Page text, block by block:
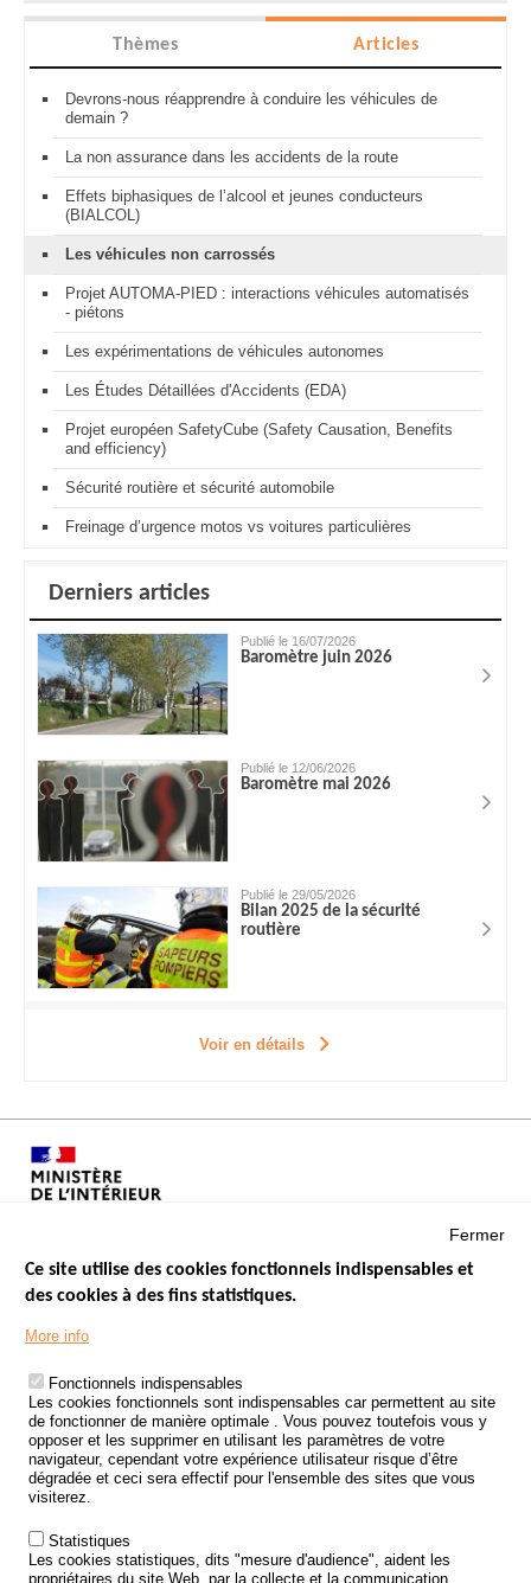
Thèmes Articles
Devrons-nous réapprendre à conduire les véhicules de
demain ?
La non assurance dans les accidents de la route
Effets biphasiques de l’alcool et jeunes conducteurs
(BIALCOL)
Les véhicules non carrossés
Projet AUTOMA-PIED : interactions véhicules automatisés
- piétons
Les expérimentations de véhicules autonomes
Les Études Détaillées d'Accidents (EDA)
Projet européen SafetyCube (Safety Causation, Benefits
and efficiency)
Sécurité routière et sécurité automobile
Freinage d’urgence motos vs voitures particulières
Derniers articles
Publié le 16/07/2026
Baromètre juin 2026
Publié le 12/06/2026
Baromètre mai 2026
Publié le 29/05/2026
Bilan 2025 de la sécurité
routière
Voir en détails
Menu
Footer
LES SITES PUBLICS
ÉTAT DE L’INSÉCURITÉ ROUTIÈRE
TRAITEMENT DES DONNÉES PERSONNELLES DES ACCIDENTS DE
LA ROUTE
ETUDES ET RECHERCHES
APPEL À PROJETS
POLITIQUE DE SÉCURITÉ ROUTIÈRE
Fermer
Ce site utilise des cookies fonctionnels indispensables et
des cookies à des fins statistiques.
More info
Fonctionnels indispensables
Les cookies fonctionnels sont indispensables car permettent au site
de fonctionner de manière optimale . Vous pouvez toutefois vous y
opposer et les supprimer en utilisant les paramètres de votre
navigateur, cependant votre expérience utilisateur risque d’être
dégradée et ceci sera effectif pour l'ensemble des sites que vous
visiterez.
Statistiques
Les cookies statistiques, dits "mesure d'audience", aident les
propriétaires du site Web, par la collecte et la communication